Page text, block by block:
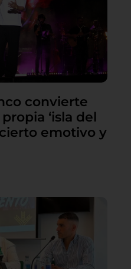
convierte
‘isla del
emotivo y